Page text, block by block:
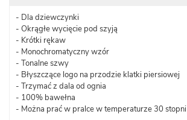
- Dla dziewczynki
- Okrągłe wycięcie pod szyją
- Krótki rękaw
- Monochromatyczny wzór
- Tonalne szwy
- Błyszczące logo na przodzie klatki piersiowej
- Trzymać z dala od ognia
- 100% bawełna
- Można prać w pralce w temperaturze 30 stopni